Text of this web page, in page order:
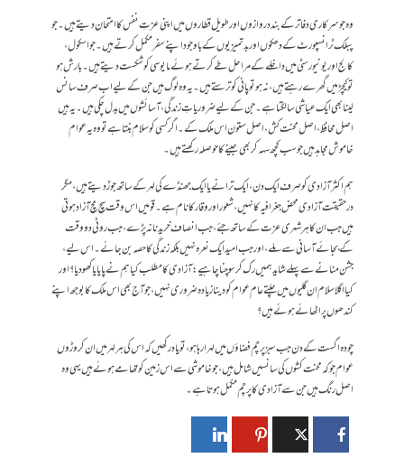
وہ جو سرکاری دفاتر کے بند دروازوں اور طویل قطاروں میں اپنی عزتِ نفس کا امتحان دیتے ہیں۔ جو
پبلک ٹرانسپورٹ کے دھکوں اور بدتمیزیوں کے باوجود اپنے سفر مکمل کرتے ہیں۔ جو اسکول،
کالج اور یونیورسٹی میں داخلے کے مراحل طے کرتے ہوئے مایوسی کو شکست دیتے ہیں۔ بارش ہو
تو کیچڑ میں گھرے رہتے ہیں، نہ ہو تو پانی کو ترستے ہیں۔یہ وہ لوگ ہیں جن کے لیے اب صرف سانس
لینا بھی ایک عیاشی سا لگتا ہے۔ جن کے لیے ضروریاتِ زندگی، آسائشوں میں بدل چکی ہیں۔ یہ ہیں
اصل محافظ، اصل محنت کش، اصل ستون اس ملک کے۔ اگر کسی کو سلام بنتا ہے تو وہ یہ عوام
خاموش مجاہد ہیں جو سب کچھ سہہ کر بھی جینے کا حوصلہ رکھتے ہیں۔
ہم اکثر آزادی کو صرف ایک دن، ایک ترانے یا ایک جھنڈے کی لہر کے ساتھ جوڑ دیتے ہیں، مگر
درحقیقت آزادی محض جغرافیہ کا نہیں، شعور اور وقار کا نام ہے۔ قومیں اس وقت سچ مچ آزاد ہوتی
ہیں جب ان کا ہر شہری عزت کے ساتھ جئے، جب انصاف خریدنا نہ پڑے، جب روٹی دو وقت
کے بجائے آسانی سے ملے، اور جب امید ایک نعرہ نہیں بلکہ زندگی کا حصہ بن جائے۔ اس لیے،
جشن منانے سے پہلے شاید ہمیں رک کر سوچنا چاہیے: آزادی کا مطلب کیا ہم نے پایا یا کھو دیا؟ اور
کیا اگلا سلام ان گلیوں میں چلتے عام عوام کو دینا زیادہ ضروری نہیں، جو آج بھی اس ملک کا بوجھ اپنے
کندھوں پر اٹھائے ہوئے ہیں؟
چودہ اگست کے دن جب سبز پرچم فضاؤں میں لہرا رہا ہو، تو یاد رکھیں کہ اس کی ہر لہر میں ان کروڑوں
عوام جو کہ محنت کشوں کی سانسیں شامل ہیں، جو خاموشی سے اس زمین کو تھامے ہوئے ہیں یہی وہ
اصل رنگ ہیں جن سے آزادی کا پرچم مکمل ہوتا ہے۔